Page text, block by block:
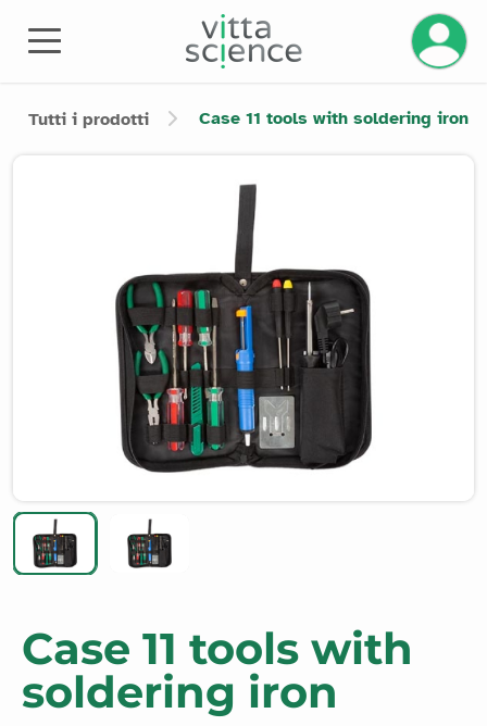
Tutti i prodotti Case 11 tools with soldering iron
Case 11 tools with
soldering iron